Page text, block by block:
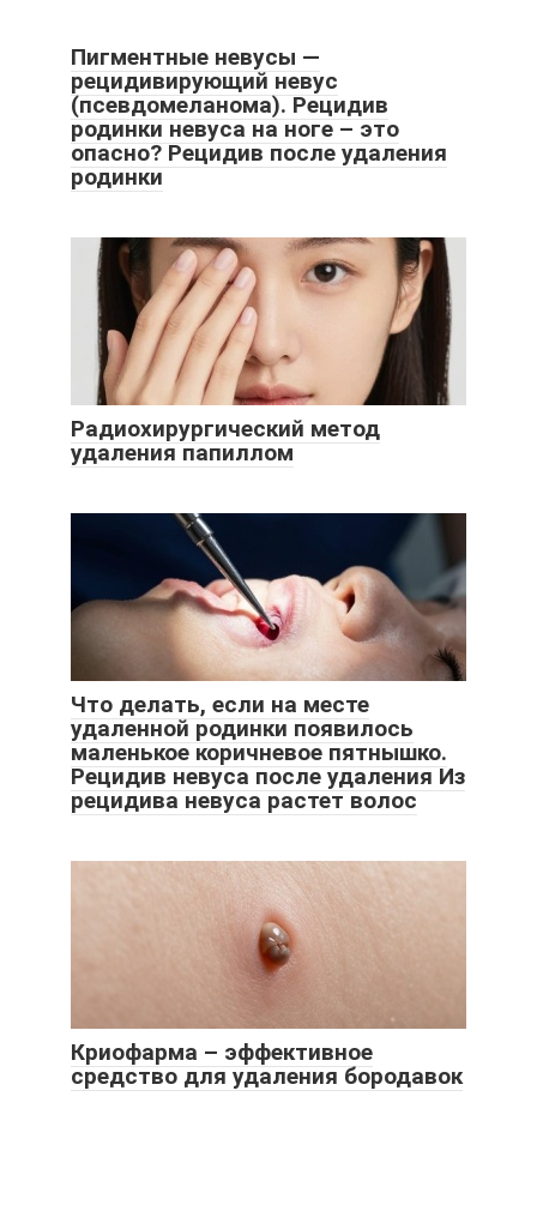
Пигментные невусы —
рецидивирующий невус
(псевдомеланома). Рецидив
родинки невуса на ноге – это
опасно? Рецидив после удаления
родинки
Радиохирургический метод
удаления папиллом
Что делать, если на месте
удаленной родинки появилось
маленькое коричневое пятнышко.
Рецидив невуса после удаления Из
рецидива невуса растет волос
Криофарма – эффективное
средство для удаления бородавок